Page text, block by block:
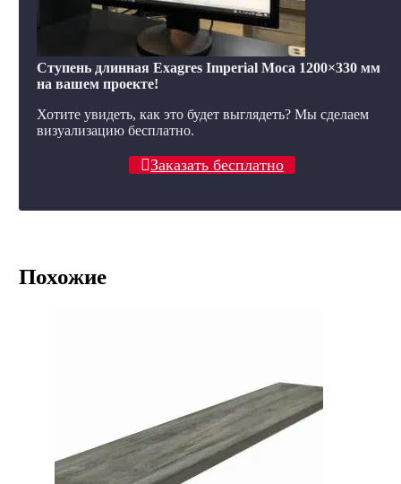
Ступень длинная Exagres Imperial Moca 1200×330 мм
на вашем проекте!
Хотите увидеть, как это будет выглядеть? Мы сделаем
визуализацию бесплатно.
Заказать бесплатно
Похожие